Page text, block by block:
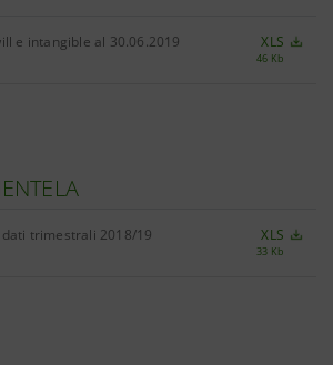
e intangible al 30.06.2019 XLS
46 Kb
trimestrali 2018/19 XLS
33 Kb